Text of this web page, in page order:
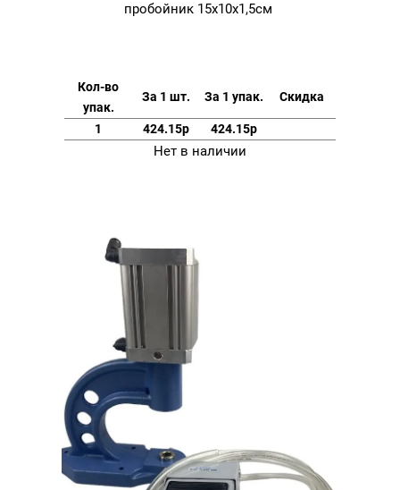
пробойник 15х10х1,5см
Кол-во
упак.
За 1 шт. За 1 упак. Скидка
1 424.15р 424.15р
Нет в наличии